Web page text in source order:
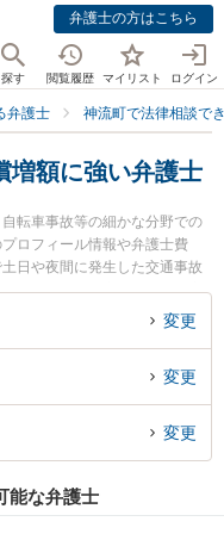
弁護士の方はこちら
探す 閲覧履歴 マイリスト ログイン
弁護士 神流町で法律相談で
増額に強い弁護士
転車事故等の細かな分野での
ロフィール情報や弁護士費
日や夜間に発生した交通事故
談したい』『交通事故の損害
士を検索したい』『初回相談
変更
変更
変更
能な弁護士